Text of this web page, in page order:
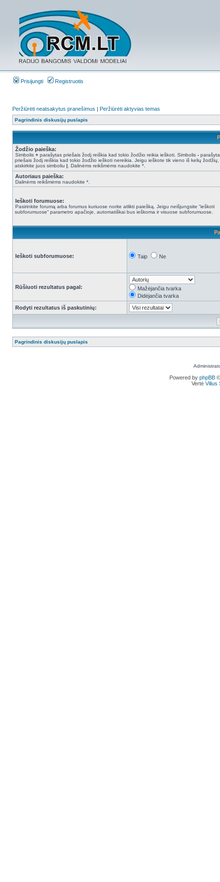
Prisijungti Registruotis
Peržiūrėti neatsakytus pranešimus | Peržiūrėti aktyvias temas
Pagrindinis diskusijų puslapis
Žodžio paieška:
Simbolis + parašytas priešais žodį reiškia kad tokio žodžio reikia ieškoti. Simbolis -
priešais žodį reiškia kad tokio žodžio ieškoti nereikia. Jeigu ieškote tik vieno iš kelių žodžių,
atskirkite juos simboliu | . Dalinėms reikšmėms naudokite *.
Autoriaus paieška:
Dalinėms reikšmėms naudokite *.
Ieškoti forumuose:
Pasirinkite forumą arba forumus kuriuose norite atlikti paiešką. Jeigu neišjungsite “ieškoti
subforumuose“ parametro apačioje, automatiškai bus ieškoma ir visuose subforumuose.
Ieškoti subforumuose: Taip Ne
Rūšiuoti rezultatus pagal:
Mažėjančia tvarka
Didėjančia tvarka
Rodyti rezultatus iš paskutinių:
Pagrindinis diskusijų puslapis
Powered by phpBB
Vertė Vilius